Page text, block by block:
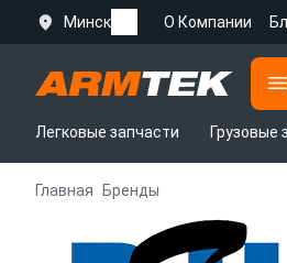
Минск О Компании
Легковые запчасти
Грузовые
Главная Бренды